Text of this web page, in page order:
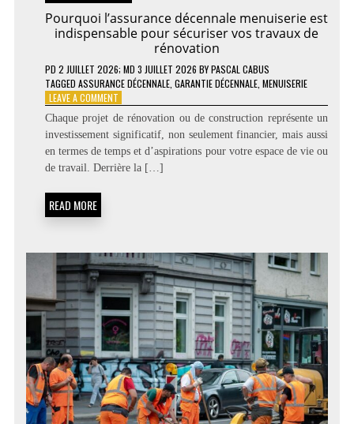
Pourquoi l’assurance décennale menuiserie est
indispensable pour sécuriser vos travaux de
rénovation
PD 2 JUILLET 2026; MD 3 JUILLET 2026 BYPASCAL CABUS
TAGGED ASSURANCE DÉCENNALE, GARANTIE DÉCENNALE, MENUISERIE
LEAVE A COMMENTON
POURQUOI
L’ASSURANCE
DÉCENNALE
MENUISERIE
EST
DE
RÉNOVATION
Chaque projet de rénovation ou de construction représente un
investissement significatif, non seulement financier, mais aussi
en termes de temps et d’aspirations pour votre espace de vie ou
de travail. Derrière la […]
READ MORE